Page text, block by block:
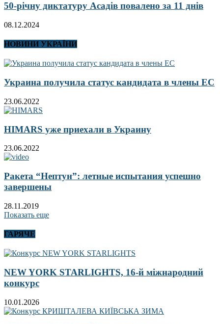
50-річну диктатуру Асадів повалено за 11 днів
08.12.2024
НОВИНИ УКРАЇНИ
Украина получила статус кандидата в члены ЕС
23.06.2022
HIMARS уже приехали в Украину
23.06.2022
Ракета “Нептун”: летные испытания успешно
завершены
28.11.2019
Показать еще
ГАРЯЧЕ
NEW YORK STARLIGHTS, 16-й міжнародний
конкурс
10.01.2026